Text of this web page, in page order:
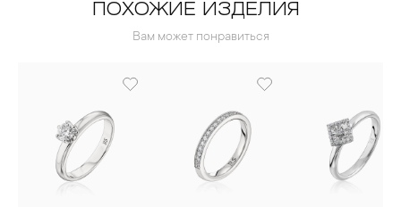
ПОХОЖИЕ ИЗДЕЛИЯ
Вам может понравиться